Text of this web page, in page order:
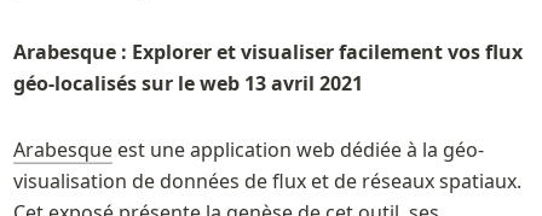
Arabesque : Explorer et visualiser facilement vos flux
géo-localisés sur le web 13 avril 2021
Arabesque est une application web dédiée à la géo-
visualisation de données de flux et de réseaux spatiaux.